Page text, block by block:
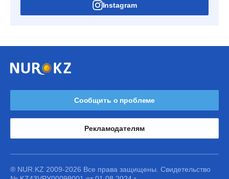
Instagram
Сообщить о проблеме
Рекламодателям
® NUR.KZ 2009-2026 Все права защищены. Свидетельство